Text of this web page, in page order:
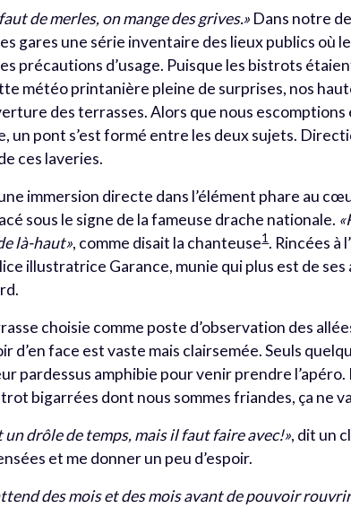
de merles, on mange des grives.» Dans notre
gares une série inventaire des lieux publics où
précautions d’usage. Puisque les bistrots
météo printanière pleine de surprises, nos
des terrasses. Alors que nous escomptions
un pont s’est formé entre les deux sujets.
ces laveries.
immersion directe dans l’élément phare au
sous le signe de la fameuse drache nationale.
là-haut», comme disait la chanteuse1 . Rincées à
illustratrice Garance, munie qui plus est de ses
choisie comme poste d’observation des
d’en face est vaste mais clairsemée. Seuls
pardessus amphibie pour venir prendre
bigarrées dont nous sommes friandes, ça ne
un drôle de temps, mais il faut faire avec!», dit un
et me donner un peu d’espoir.
des mois et des mois avant de pouvoir